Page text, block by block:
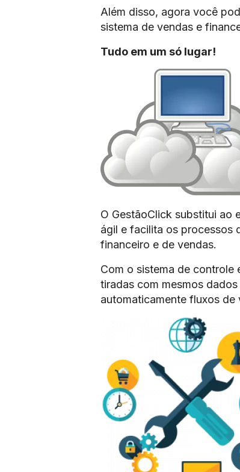
Além disso, agora você
sistema de vendas e
Tudo em um só lugar!
O GestãoClick substitui ao
ágil e facilita os processos
financeiro e de vendas.
Com o sistema de controle
tiradas com mesmos
automaticamente fluxos de